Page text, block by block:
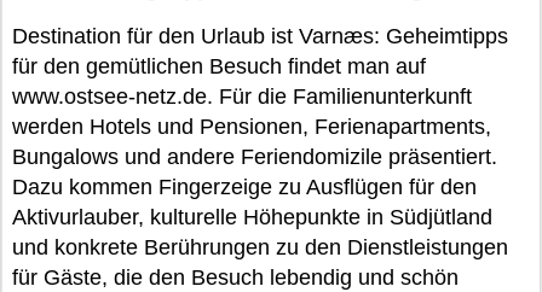
Destination für den Urlaub ist Varnæs: Geheimtipps
für den gemütlichen Besuch findet man auf
www.ostsee-netz.de. Für die Familienunterkunft
werden Hotels und Pensionen, Ferienapartments,
Bungalows und andere Feriendomizile präsentiert.
Dazu kommen Fingerzeige zu Ausflügen für den
Aktivurlauber, kulturelle Höhepunkte in Südjütland
und konkrete Berührungen zu den Dienstleistungen
für Gäste, die den Besuch lebendig und schön